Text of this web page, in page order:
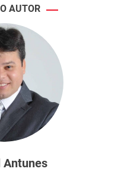
AUTOR
Antunes